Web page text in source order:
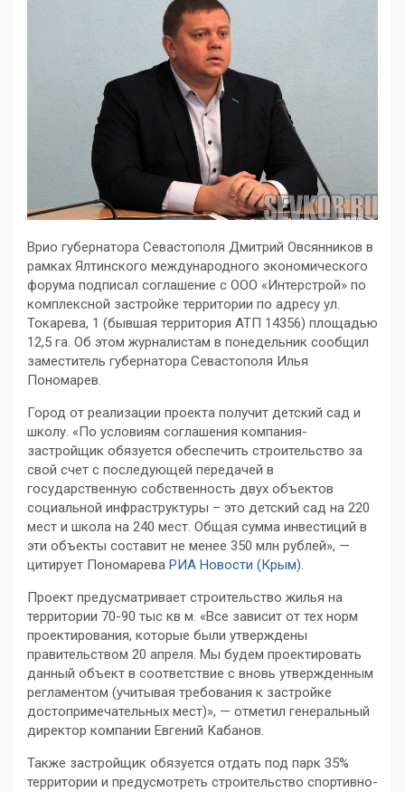
Врио губернатора Севастополя Дмитрий Овсянников в
рамках Ялтинского международного экономического
форума подписал соглашение с ООО «Интерстрой» по
комплексной застройке территории по адресу ул.
Токарева, 1 (бывшая территория АТП 14356) площадью
12,5 га. Об этом журналистам в понедельник сообщил
заместитель губернатора Севастополя Илья
Пономарев.
Город от реализации проекта получит детский сад и
школу. «По условиям соглашения компания-
застройщик обязуется обеспечить строительство за
свой счет с последующей передачей в
государственную собственность двух объектов
социальной инфраструктуры – это детский сад на 220
мест и школа на 240 мест. Общая сумма инвестиций в
эти объекты составит не менее 350 млн рублей», —
цитирует Пономарева РИА Новости (Крым).
Проект предусматривает строительство жилья на
территории 70-90 тыс кв м. «Все зависит от тех норм
проектирования, которые были утверждены
правительством 20 апреля. Мы будем проектировать
данный объект в соответствие с вновь утвержденным
регламентом (учитывая требования к застройке
достопримечательных мест)», — отметил генеральный
директор компании Евгений Кабанов.
Также застройщик обязуется отдать под парк 35%
территории и предусмотреть строительство спортивно-